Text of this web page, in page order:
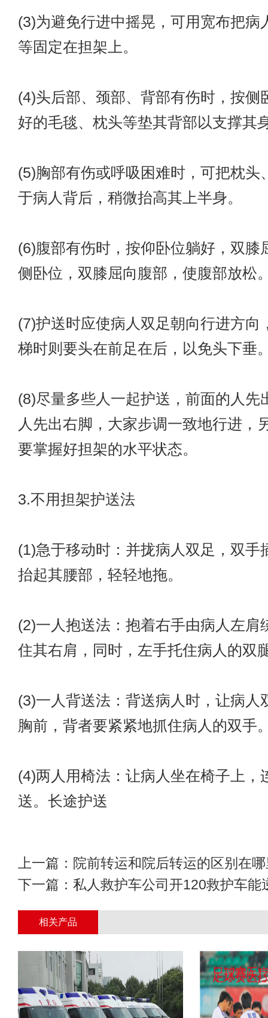
(3)为避免行进中摇晃，可用宽布把病
等固定在担架上。
(4)头后部、颈部、背部有伤时，按侧
好的毛毯、枕头等垫其背部以支撑其
(5)胸部有伤或呼吸困难时，可把枕头
于病人背后，稍微抬高其上半身。
(6)腹部有伤时，按仰卧位躺好，双膝
侧卧位，双膝屈向腹部，使腹部放松
(7)护送时应使病人双足朝向行进方向
梯时则要头在前足在后，以免头下垂
(8)尽量多些人一起护送，前面的人先
人先出右脚，大家步调一致地行进，
要掌握好担架的水平状态。
3.不用担架护送法
(1)急于移动时：并拢病人双足，双手
抬起其腰部，轻轻地拖。
(2)一人抱送法：抱着右手由病人左肩
住其右肩，同时，左手托住病人的双
(3)一人背送法：背送病人时，让病人
胸前，背者要紧紧地抓住病人的双手
(4)两人用椅法：让病人坐在椅子上，
送。长途护送
上一篇： 院前转运和院后转运的区别在
下一篇： 私人救护车公司开120救护车能
相关产品